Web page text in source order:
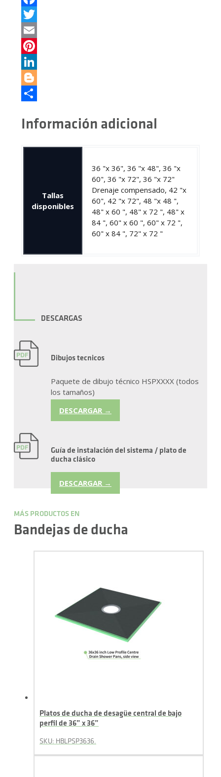
Facebook
Twitter
Email
Pinterest
LinkedIn
Blogger
Información adicional
Tallas
disponibles
36 "x 36", 36 "x 48", 36 "x
60", 36 "x 72", 36 "x 72"
Drenaje compensado, 42 "x
60", 42 "x 72", 48 "x 48 ",
48" x 60 ", 48" x 72 ", 48" x
84 ", 60" x 60 ", 60" x 72 ",
60" x 84 ", 72" x 72 "
DESCARGAS
Dibujos tecnicos
Paquete de dibujo técnico HSPXXXX (todos
los tamaños)
DESCARGAR →
Guía de instalación del sistema / plato de
ducha clásico
DESCARGAR →
MÁS PRODUCTOS EN
Bandejas de ducha
Platos de ducha de desagüe central de bajo
perfil de 36” x 36”
SKU: HBLPSP3636.